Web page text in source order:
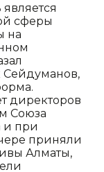
сферы
на
Сейдуманов,
директоров
Союза
и при
приняли
Алматы,